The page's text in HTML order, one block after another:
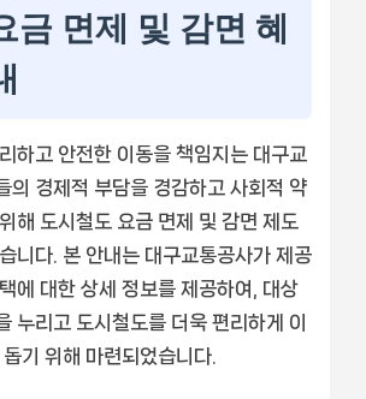
금 면제 및 감면 혜
하고 안전한 이동을 책임지는 대구교
의 경제적 부담을 경감하고 사회적 약
해 도시철도 요금 면제 및 감면 제도
니다. 본 안내는 대구교통공사가 제공
에 대한 상세 정보를 제공하여, 대상
누리고 도시철도를 더욱 편리하게 이
기 위해 마련되었습니다.